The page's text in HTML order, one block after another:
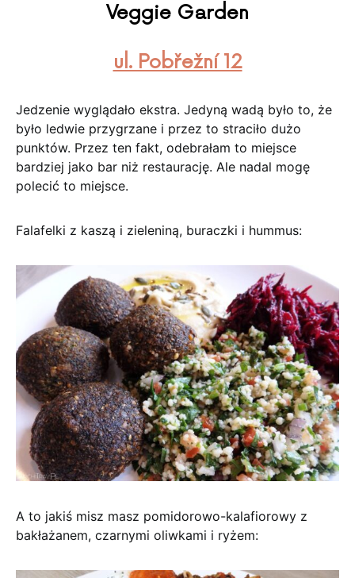
Veggie Garden
ul. Pobřežní 12
Jedzenie wyglądało ekstra. Jedyną wadą było to, że
było ledwie przygrzane i przez to straciło dużo
punktów. Przez ten fakt, odebrałam to miejsce
bardziej jako bar niż restaurację. Ale nadal mogę
polecić to miejsce.
Falafelki z kaszą i zieleniną, buraczki i hummus:
A to jakiś misz masz pomidorowo-kalafiorowy z
bakłażanem, czarnymi oliwkami i ryżem: